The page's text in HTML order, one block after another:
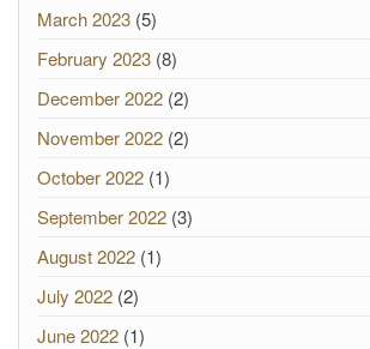
March 2023 (5)
February 2023 (8)
December 2022 (2)
November 2022 (2)
October 2022 (1)
September 2022 (3)
August 2022 (1)
July 2022 (2)
June 2022 (1)